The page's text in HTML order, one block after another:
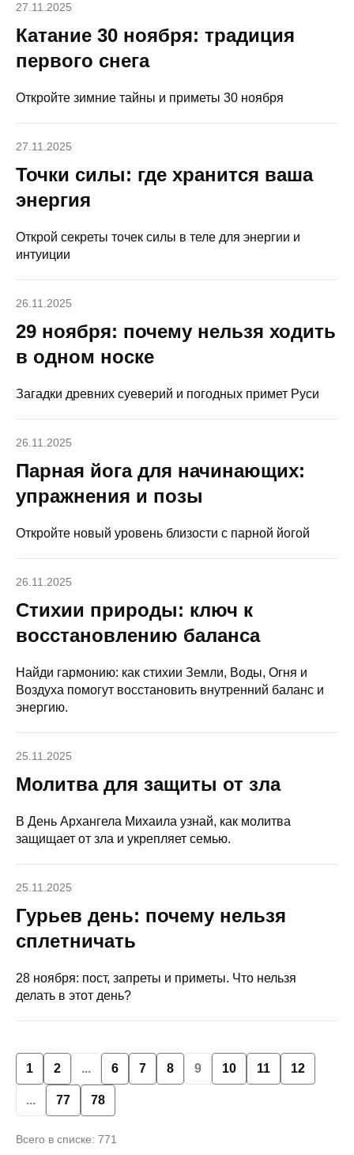
27.11.2025
Катание 30 ноября: традиция
первого снега
Откройте зимние тайны и приметы 30 ноября
27.11.2025
Точки силы: где хранится ваша
энергия
Открой секреты точек силы в теле для энергии и
интуиции
26.11.2025
29 ноября: почему нельзя ходить
в одном носке
Загадки древних суеверий и погодных примет Руси
26.11.2025
Парная йога для начинающих:
упражнения и позы
Откройте новый уровень близости с парной йогой
26.11.2025
Стихии природы: ключ к
восстановлению баланса
Найди гармонию: как стихии Земли, Воды, Огня и
Воздуха помогут восстановить внутренний баланс и
энергию.
25.11.2025
Молитва для защиты от зла
В День Архангела Михаила узнай, как молитва
защищает от зла и укрепляет семью.
25.11.2025
Гурьев день: почему нельзя
сплетничать
28 ноября: пост, запреты и приметы. Что нельзя
делать в этот день?
1 2 ... 6 7 8 9 10 11 12
... 77 78
Всего в списке: 771